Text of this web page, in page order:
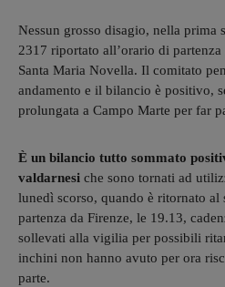
Nessun grosso disagio, nella prima
2317 riportato all’orario di
Santa Maria Novella. Il comitato
andamento e il bilancio è positivo,
prolungata a Campo Marte per far
È un bilancio tutto sommato
valdarnesi che sono tornati ad
lunedì scorso, quando è ritornato
partenza da Firenze, le 19.13,
sollevati alla vigilia per possibili
inchini non hanno avuto per ora
parte.